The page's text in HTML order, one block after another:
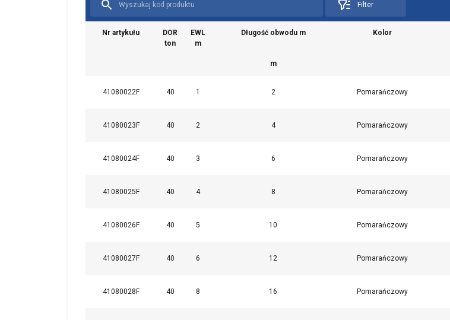
Filter
Nr artykułu
DOR
ton
EWL
m
Długość obwodu m
m
Kolor
41080022F 40 1 2 Pomarańczowy
41080023F 40 2 4 Pomarańczowy
41080024F 40 3 6 Pomarańczowy
41080025F 40 4 8 Pomarańczowy
41080026F 40 5 10 Pomarańczowy
41080027F 40 6 12 Pomarańczowy
41080028F 40 8 16 Pomarańczowy